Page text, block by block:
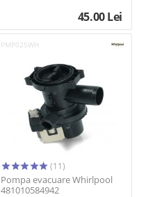
45.00Lei
PMP025WH
(11)
Pompa evacuare Whirlpool
481010584942